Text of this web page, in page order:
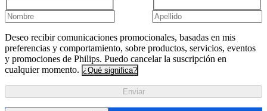
Deseo recibir comunicaciones promocionales, basadas en mis
preferencias y comportamiento, sobre productos, servicios, eventos
y promociones de Philips. Puedo cancelar la suscripción en
cualquier momento. ¿Qué significa?
Enviar